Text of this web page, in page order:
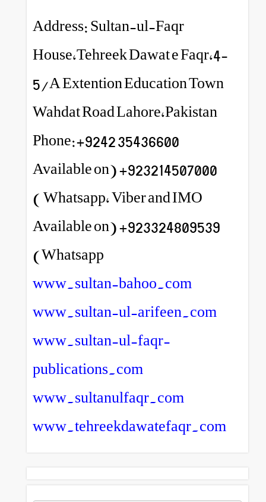
Address: Sultan-ul-Faqr
House,Tehreek Dawat e Faqr,4-
5/A Extention Education Town
Wahdat Road Lahore,Pakistan
Phone:+9242 35436600
923214507000+ (Available on
Whatsapp, Viber and IMO )
923324809539+ (Available on
Whatsapp)
www.sultan-bahoo.com
www.sultan-ul-arifeen.com
www.sultan-ul-faqr-
publications.com
www.sultanulfaqr.com
www.tehreekdawatefaqr.com